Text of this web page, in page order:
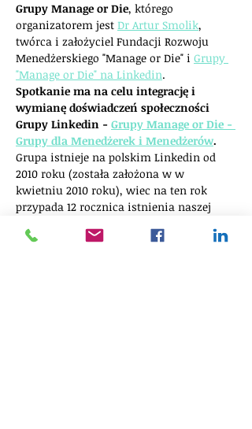
Grupy Manage or Die, którego
organizatorem jest Dr Artur Smolik,
twórca i założyciel Fundacji Rozwoju
Menedżerskiego "Manage or Die" i Grupy
"Manage or Die" na Linkedin.
Spotkanie ma na celu integrację i
wymianę doświadczeń społeczności
Grupy Linkedin - Grupy Manage or Die -
Grupy dla Menedżerek i Menedżerów.
Grupa istnieje na polskim Linkedin od
2010 roku (została założona w w
kwietniu 2010 roku), wiec na ten rok
przypada 12 rocznica istnienia naszej
Manage or Die stała się jedną z